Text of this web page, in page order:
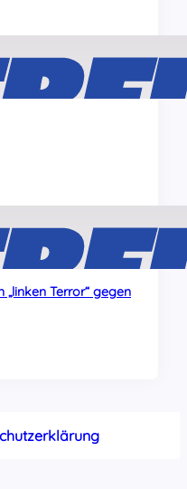
Terror“ gegen